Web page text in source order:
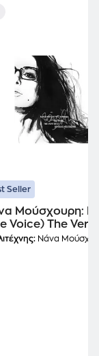
Seller
Μούσχουρη:
Voice) The Very
Mouskouri
Νάνα